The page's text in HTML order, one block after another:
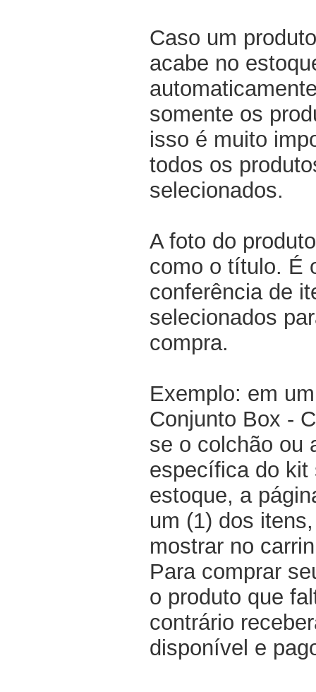
Caso um
acabe no
somente os
isso é muito
todos os
selecionados.
A foto do
como o título. É
conferência de
selecionados
compra.
Exemplo: em
Conjunto Box -
se o colchão ou
específica do kit
estoque, a
um (1) dos
mostrar no
Para comprar
o produto que
contrário
disponível e